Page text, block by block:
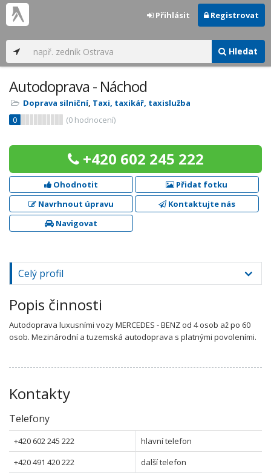
Hledat
Přihlásit Registrovat
Autodoprava - Náchod
Doprava silniční, Taxi, taxikář, taxislužba
0
(0 hodnocení)
+420 602 245 222
Ohodnotit
Přidat fotku
Navrhnout úpravu
Kontaktujte nás
Navigovat
Celý profil
Popis činnosti
Autodoprava luxusními vozy MERCEDES - BENZ od 4 osob až po 60
osob. Mezinárodní a tuzemská autodoprava s platnými povoleními.
Kontakty
Telefony
+420 602 245 222
hlavní telefon
+420 491 420 222
další telefon